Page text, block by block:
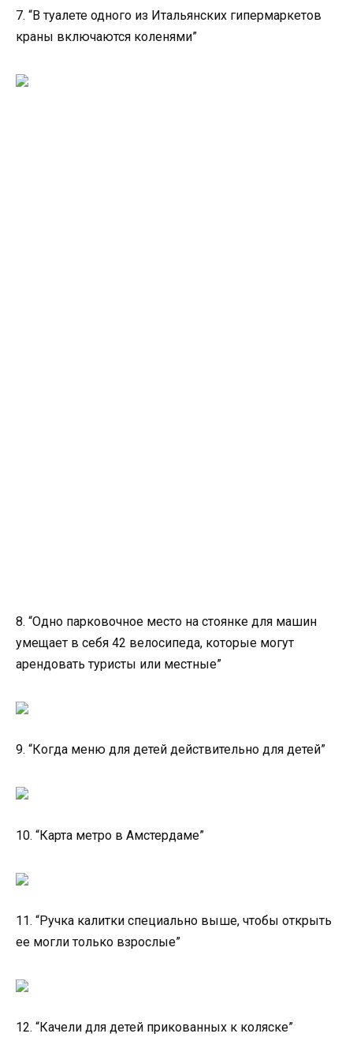
7. “В туалете одного из Итальянских гипермаркетов
краны включаются коленями”
8. “Одно парковочное место на стоянке для машин
умещает в себя 42 велосипеда, которые могут
арендовать туристы или местные”
9. “Когда меню для детей действительно для детей”
10. “Карта метро в Амстердаме”
11. “Ручка калитки специально выше, чтобы открыть
ее могли только взрослые”
12. “Качели для детей прикованных к коляске”